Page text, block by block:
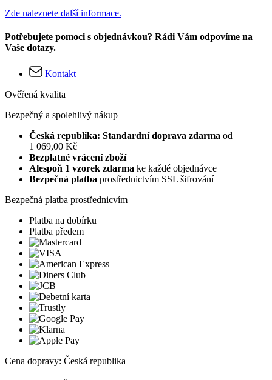
Zde naleznete další informace.
Potřebujete pomoci s objednávkou? Rádi Vám odpovíme na
Vaše dotazy.
Kontakt
Ověřená kvalita
Bezpečný a spolehlivý nákup
Česká republika: Standardní doprava zdarma od
1 069,00 Kč
Bezplatné vrácení zboží
Alespoň 1 vzorek zdarma ke každé objednávce
Bezpečná platba prostřednictvím SSL šifrování
Bezpečná platba prostřednicvím
Platba na dobírku
Platba předem
Cena dopravy: Česká republika